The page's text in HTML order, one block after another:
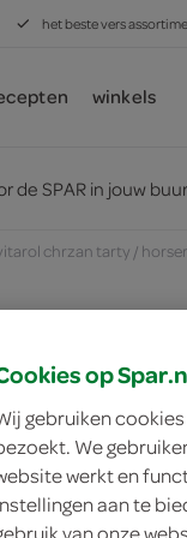
het beste vers
winkels
de SPAR in jouw
chrzan tarty /
op
gebruiken
We
werkt en
aan te
van onze